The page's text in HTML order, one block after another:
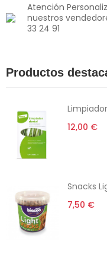
Atención
nuestros
33 24 91
Productos
12,00 €
Snacks
7,50 €